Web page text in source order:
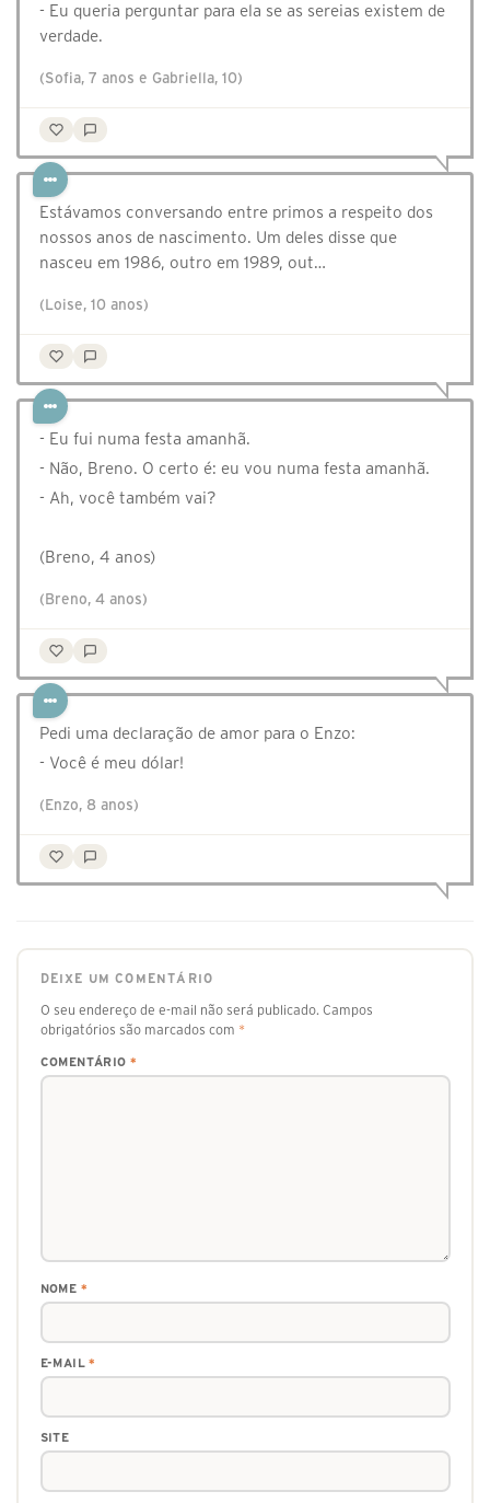
- Eu queria perguntar para ela se as sereias existem de
verdade.
(Sofia, 7 anos e Gabriella, 10)
Estávamos conversando entre primos a respeito dos
nossos anos de nascimento. Um deles disse que
nasceu em 1986, outro em 1989, out…
(Loise, 10 anos)
- Eu fui numa festa amanhã. ⠀
- Não, Breno. O certo é: eu vou numa festa amanhã. ⠀
- Ah, você também vai? ⠀
(Breno, 4 anos)⠀
(Breno, 4 anos)
Pedi uma declaração de amor para o Enzo:
- Você é meu dólar!
(Enzo, 8 anos)
DEIXE UM COMENTÁRIO
O seu endereço de e-mail não será publicado. Campos
obrigatórios são marcados com *
COMENTÁRIO *
NOME *
E-MAIL*
SITE